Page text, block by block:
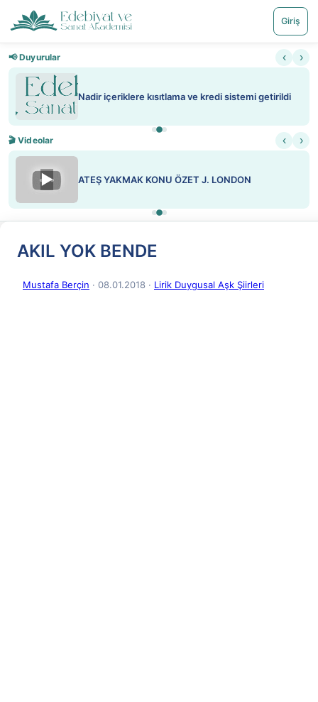
Giriş
📢 Duyurular ‹ ›
Nadir içeriklere kısıtlama ve kredi sistemi getirildi
🎬 Videolar ‹ ›
▶ ATEŞ YAKMAK KONU ÖZET J. LONDON
AKIL YOK BENDE
Mustafa Berçin · 08.01.2018 · Lirik Duygusal Aşk Şiirleri